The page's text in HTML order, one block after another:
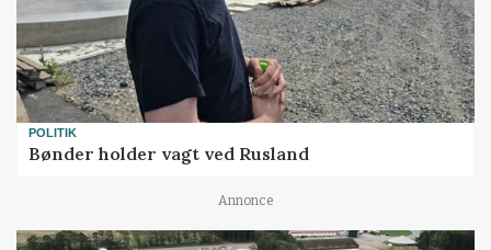
POLITIK
Bønder holder vagt ved Rusland
Annonce